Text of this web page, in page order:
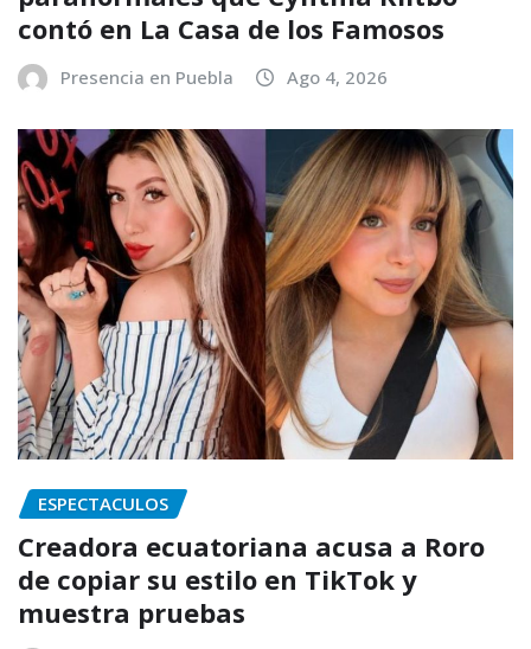
contó en La Casa de los Famosos
Presencia en Puebla Ago 4, 2026
ESPECTACULOS
Creadora ecuatoriana acusa a Roro
de copiar su estilo en TikTok y
muestra pruebas